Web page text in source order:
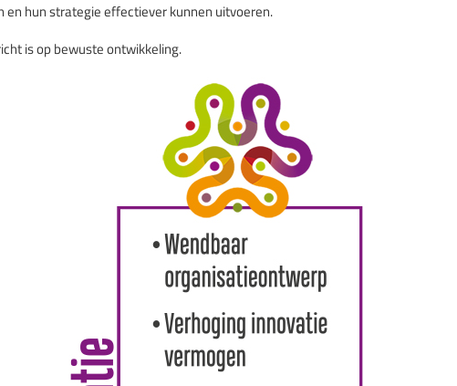
hun strategie effectiever kunnen uitvoeren.
is op bewuste ontwikkeling.